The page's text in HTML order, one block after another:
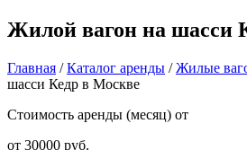
Жилой вагон на шасси
Главная / Каталог аренды / Жилые
шасси Кедр в Москве
Стоимость аренды (месяц) от
от 30000 руб.